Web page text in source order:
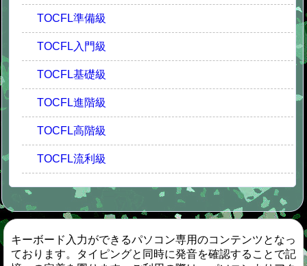
TOCFL準備級
TOCFL入門級
TOCFL基礎級
TOCFL進階級
TOCFL高階級
TOCFL流利級
キーボード入力ができるパソコン専用のコンテンツとなっ
ております。タイピングと同時に発音を確認することで記